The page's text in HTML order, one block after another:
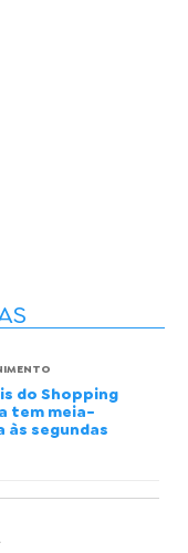
do Shopping
tem meia-
às segundas